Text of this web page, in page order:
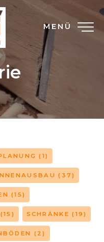
MENÜ
(1)
(37)
(15)
(15) SCHRÄNKE (19)
(2)